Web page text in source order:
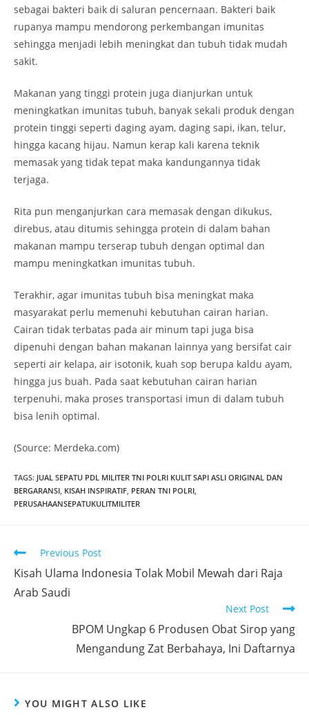
sebagai bakteri baik di saluran pencernaan. Bakteri baik
rupanya mampu mendorong perkembangan imunitas
sehingga menjadi lebih meningkat dan tubuh tidak mudah
sakit.
Makanan yang tinggi protein juga dianjurkan untuk
meningkatkan imunitas tubuh, banyak sekali produk dengan
protein tinggi seperti daging ayam, daging sapi, ikan, telur,
hingga kacang hijau. Namun kerap kali karena teknik
memasak yang tidak tepat maka kandungannya tidak
terjaga.
Rita pun menganjurkan cara memasak dengan dikukus,
direbus, atau ditumis sehingga protein di dalam bahan
makanan mampu terserap tubuh dengan optimal dan
mampu meningkatkan imunitas tubuh.
Terakhir, agar imunitas tubuh bisa meningkat maka
masyarakat perlu memenuhi kebutuhan cairan harian.
Cairan tidak terbatas pada air minum tapi juga bisa
dipenuhi dengan bahan makanan lainnya yang bersifat cair
seperti air kelapa, air isotonik, kuah sop berupa kaldu ayam,
hingga jus buah. Pada saat kebutuhan cairan harian
terpenuhi, maka proses transportasi imun di dalam tubuh
bisa lenih optimal.
(Source: Merdeka.com)
TAGS: JUAL SEPATU PDL MILITER TNI POLRI KULIT SAPI ASLI ORIGINAL DAN
BERGARANSI, KISAH INSPIRATIF, PERAN TNI POLRI,
PERUSAHAANSEPATUKULITMILITER
Read
more
articles
Previous Post
Kisah Ulama Indonesia Tolak Mobil Mewah dari Raja
Arab Saudi
Next Post
BPOM Ungkap 6 Produsen Obat Sirop yang
Mengandung Zat Berbahaya, Ini Daftarnya
YOU MIGHT ALSO LIKE